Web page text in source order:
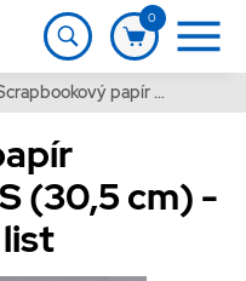
0
Scrapbookový papír BAZZILL BASICS (30,5 cm) - středně šedá - 1 list
(30,5 cm) -